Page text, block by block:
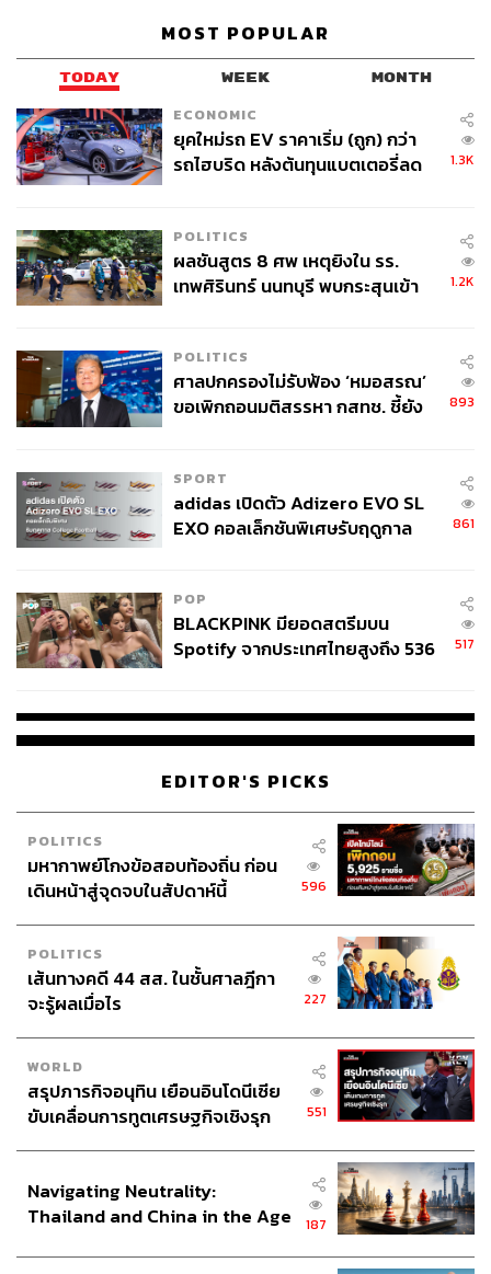
ลดการพึ่งพาตลาดสหรัฐและเข้าร่วม CPTPP
การเปิดเสรีการนำเข้าสินค้าเกษตรเพื่อขยายกำลังการ
ผลิตแปรรูปอาหาร
ปรับปรุงการเกษตรให้ทันสมัย
ศูนย์กลางการขนส่ง
สร้างความมั่นคงทางด้านอาหารในภูมิภาค
เปลี่ยนการเติบโตจากการส่งออกเดิมๆเป็นอุตสาหกรรม
แข็งของไทยที่สามารถขับเคลื่อนเศรษฐกิจ
ปฏิรูปการศึกษา
และสังคมแห่งชาติ ฉบับที่ 14 อีกด้วย
“จากแผนดังข้างต้น ข้อที่ 6 สำคัญมาก ไทยต้องไปแข่งใน
ตลาด Blue Ocean (ตลาดที่มีคู่แข่งน้อย) นั่นคืออาหารใน
นอกจากนี้ ไทยต้องยอมรับว่า มีความจำเป็นต้องนำเข้า
วัตถุดิบอาหารสัตว์ แม้ว่าเป็นโอกาส แต่แน่นอนว่าไม่ใช่เรื่อง
ง่าย และต้องประเมินส่วนได้ส่วนเสีย เช่น ข้าวโพดเลี้ยงสัตว์
แต่ละปีสูงมาก ขณะที่ต้นทุนการผลิตสูงกว่าสหรัฐฯและ
นอกจากนี้ ทุกการหารือที่บ้านพิษณุโลก ต่างเห็นตรงกันว่า
เรื่องศูนย์กลางโลจิสติกส์ภูมิภาคและเป็นเรื่องสำคัญ เพื่อให้
ไทยสามารถส่งออกสินค้า เช่น อาหารไปยังจีนและเพื่อนบ้าน
สามารถติดตาม THE STANDARD WEALTH
ผ่านแอปพลิเคชันต่างๆ ที่คุณสะดวกหรือใช้งานอยู่แล้วได้เลย
TAGS: ศุภวุฒิ สายเชื้อ TARIFF WAR
Thailand At Risk
ปัญญาประดิษฐ์ (Artificial intelligence - AI)
เศรษฐกิจไทย
GDP
กลุ่มธุรกิจการเงินเกียรตินาคินภัทร (KKP)
CPTPP
MOST POPULAR
TODAY WEEK MONTH
ECONOMIC
ยุคใหม่รถ EV ราคาเริ่ม (ถูก) กว่า
รถไฮบริด หลังต้นทุนแบตเตอรี่ลด
1.3K
POLITICS
ผลชันสูตร 8 ศพ เหตุยิงใน รร.
เทพศิรินทร์ นนทบุรี พบกระสุนเข้า
1.2K
POLITICS
ศาลปกครองไม่รับฟ้อง ‘หมอสรณ’
ขอเพิกถอนมติสรรหา กสทช. ชี้ยัง
893
SPORT
adidas เปิดตัว Adizero EVO SL
EXO คอลเล็กชันพิเศษรับฤดูกาล
861
POP
BLACKPINK มียอดสตรีมบน
Spotify จากประเทศไทยสูงถึง 536
517
EDITOR'S PICKS
POLITICS
มหากาพย์โกงข้อสอบท้องถิ่น ก่อน
เดินหน้าสู่จุดจบในสัปดาห์นี้
596
POLITICS
เส้นทางคดี 44 สส. ในชั้นศาลฎีกา
จะรู้ผลเมื่อไร
227
WORLD
สรุปภารกิจอนุทิน เยือนอินโดนีเซีย
ขับเคลื่อนการทูตเศรษฐกิจเชิงรุก
551
Navigating Neutrality:
Thailand and China in the Age
187